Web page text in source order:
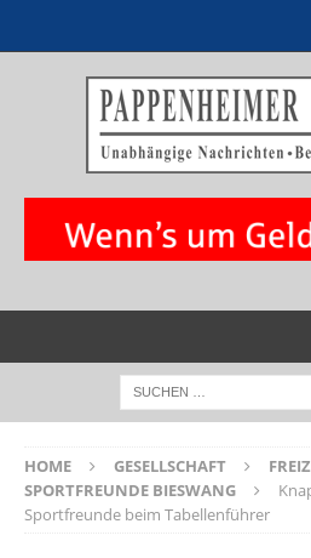
HOME GESELLSCHAFT
SPORTFREUNDE BIESWANG
Sportfreunde beim Tabellenführer